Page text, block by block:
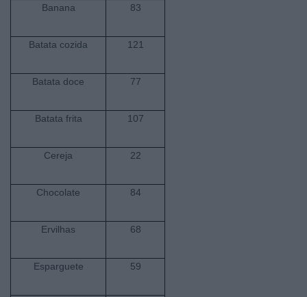
Banana 83
Batata cozida 121
Batata doce 77
Batata frita 107
Cereja 22
Chocolate 84
Ervilhas 68
Esparguete 59